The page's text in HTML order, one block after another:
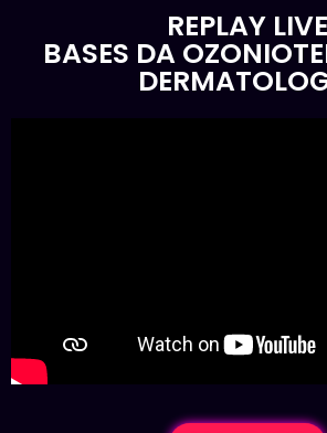
REPLAY LIVE
BASES DA